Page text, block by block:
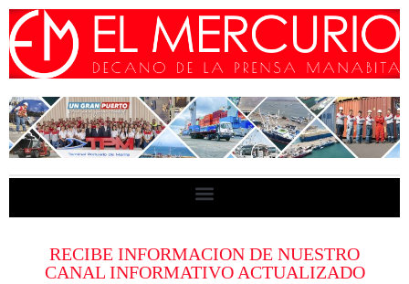
RECIBE INFORMACION DE NUESTRO
CANAL INFORMATIVO ACTUALIZADO